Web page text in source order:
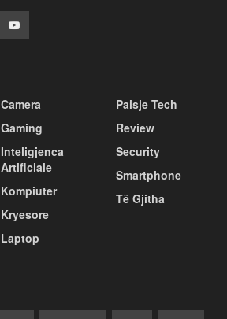
Camera
Gaming
Inteligjenca
Artificiale
Kompiuter
Kryesore
Laptop
Paisje Tech
Review
Security
Smartphone
Të Gjitha